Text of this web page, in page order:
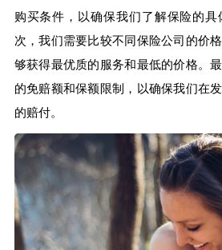
购买条件，以确保我们了解保险的
次，我们需要比较不同保险公司的价
够获得最优质的服务和最低的价格。
的免赔额和保额限制，以确保我们在
的赔付。